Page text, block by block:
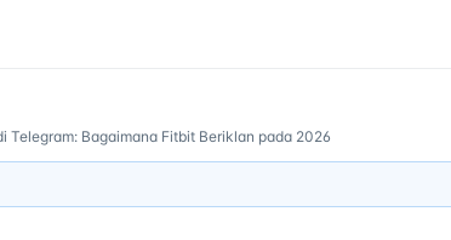
Telegram: Bagaimana Fitbit Beriklan pada 2026